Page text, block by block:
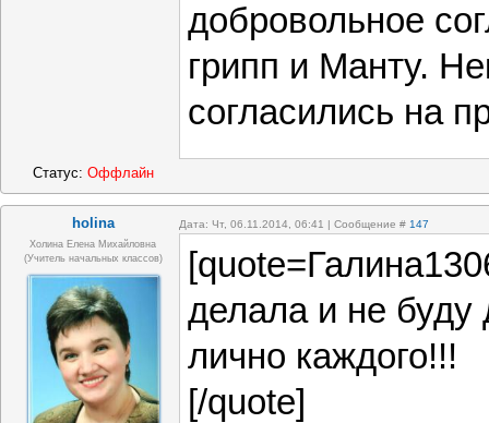
добровольное
грипп и Манту.
согласились на
Статус: Оффлайн
holina Дата: Чт, 06.11.2014, 06:41 | Сообщение # 147
Холина Елена Михайловна
(учитель начальных классов)
делала и не буду
лично каждого!!!
[/quote]